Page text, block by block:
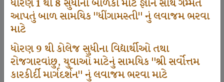
ધોરણ 1 થી 8 સુધીના બાળકો માટે જ્ઞાન સાથે ગમ્મત
આપતું બાળ સામયિક "ધીંગામસ્તી" નું લવાજમ ભરવા
માટે
ધોરણ 9 થી કોલેજ સુધીના વિદ્યાર્થીઓ તથા
રોજગારવાંછુ, યુવાઓ માટેનું સામયિક "શ્રી સર્વોત્તમ
કારકીર્દી માર્ગદર્શન" નું લવાજમ ભરવા માટે
1000
Participate School In GKIQ